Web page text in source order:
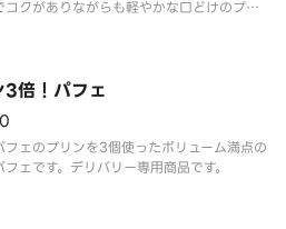
コクがありながらも軽やかな口どけのプリ
しました。
3倍！パフェ
フェのプリンを3個使ったボリューム満点の
ェです。デリバリー専用商品です。